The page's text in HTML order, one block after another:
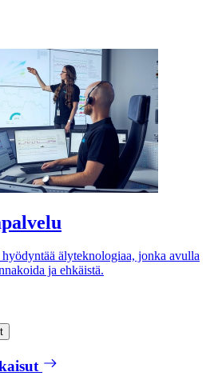
älyteknologiaa, jonka avulla
ja ehkäistä.